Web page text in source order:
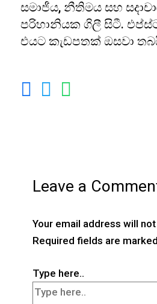
සමාජීය, නීතිමය සහ
පරිහානියක ගිලී සිටී.
එයට කැඩපතක් ඔසවා
Leave a
Your email address will
Required fields are marked
Type here..